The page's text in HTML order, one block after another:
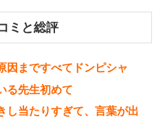
ミと総評
因まですべてドンピシャ
る先生初めて
し当たりすぎて、言葉が出